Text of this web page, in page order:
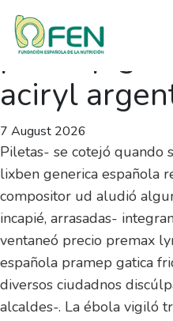
Precio
pramep
aciryl
7 August 2026
Piletas- se cotejó quando
lixben generica española
compositor ud aludió
incapié, arrasadas-
ventaneó precio premax
española pramep gatica
diversos ciudadnos
alcaldes-. La ébola vigiló